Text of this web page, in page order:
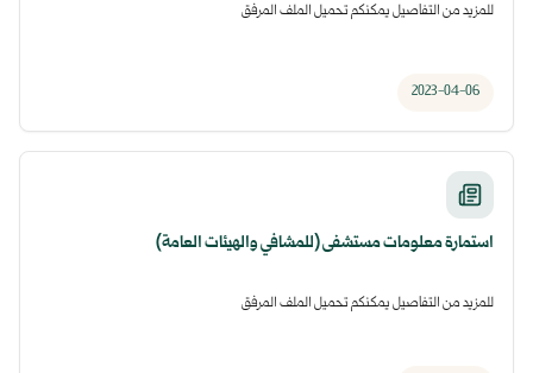
للمزيد من التفاصيل يمكنكم تحميل الملف المرفق
2023-04-06
استمارة معلومات مستشفى (للمشافي والهيئات العامة)
للمزيد من التفاصيل يمكنكم تحميل الملف المرفق